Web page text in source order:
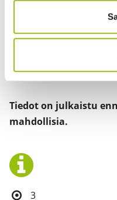
Tampereen
Leiniö-Rönkkö p.
leena.leinio-
Tiedot on julkaistu
mahdollisia.
3